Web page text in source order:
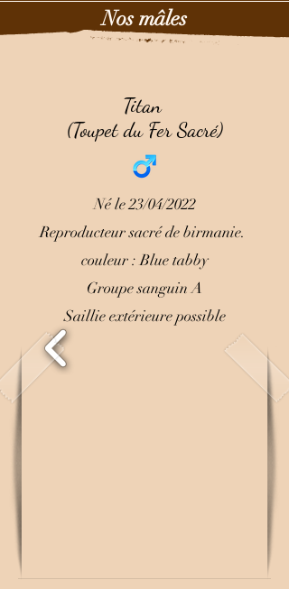
Nos mâles
Titan
(Toupet du Fer Sacré)
Né le 23/04/2022
Reproducteur sacré de birmanie.
couleur : Blue tabby
Groupe sanguin A
Saillie extérieure possible